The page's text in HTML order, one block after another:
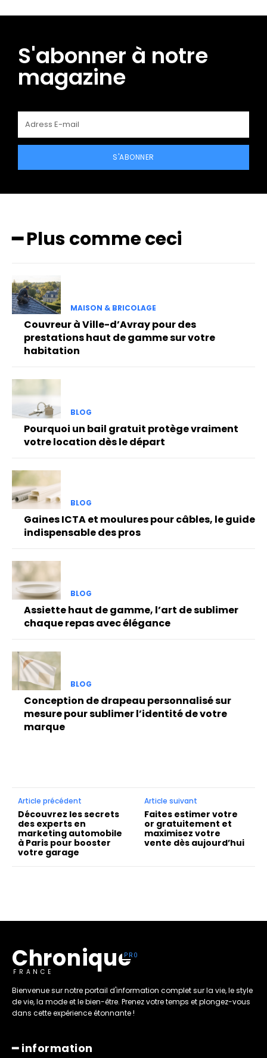
S'abonner à notre
magazine
S'ABONNER
━ Plus comme ceci
MAISON & BRICOLAGE
Couvreur à Ville-d’Avray pour des
prestations haut de gamme sur votre
habitation
BLOG
Pourquoi un bail gratuit protège vraiment
votre location dès le départ
BLOG
Gaines ICTA et moulures pour câbles, le guide
indispensable des pros
BLOG
Assiette haut de gamme, l’art de sublimer
chaque repas avec élégance
BLOG
Conception de drapeau personnalisé sur
mesure pour sublimer l’identité de votre
marque
Article précédent
Découvrez les secrets
des experts en
marketing automobile
à Paris pour booster
votre garage
Article suivant
Faites estimer votre
or gratuitement et
maximisez votre
vente dès aujourd’hui
Chronique
FRANCE
Bienvenue sur notre portail d'information complet sur la vie, le style
de vie, la mode et le bien-être. Prenez votre temps et plongez-vous
dans cette expérience étonnante !
━ information